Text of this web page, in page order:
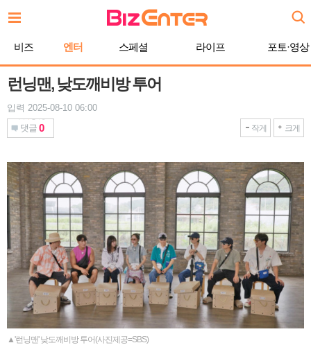
문
비즈 엔터 스페셜 라이프 포토·영상
런닝맨, 낮도깨비방 투어
입력 2025-08-10 06:00
댓글 0 작게 크게
▲'런닝맨' 낮도깨비방 투어(사진제공=SBS)